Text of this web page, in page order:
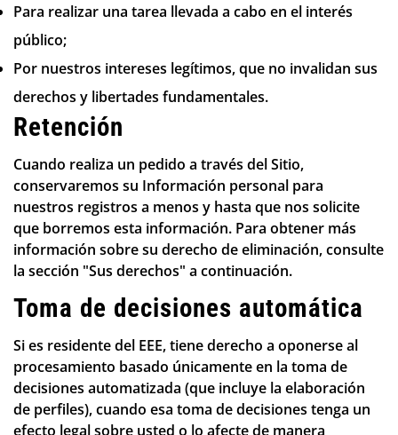
Para realizar una tarea llevada a cabo en el interés
público;
Por nuestros intereses legítimos, que no invalidan sus
derechos y libertades fundamentales.
Retención
Cuando realiza un pedido a través del Sitio,
conservaremos su Información personal para
nuestros registros a menos y hasta que nos solicite
que borremos esta información. Para obtener más
información sobre su derecho de eliminación, consulte
la sección "Sus derechos" a continuación.
Toma de decisiones automática
Si es residente del EEE, tiene derecho a oponerse al
procesamiento basado únicamente en la toma de
decisiones automatizada (que incluye la elaboración
de perfiles), cuando esa toma de decisiones tenga un
efecto legal sobre usted o lo afecte de manera